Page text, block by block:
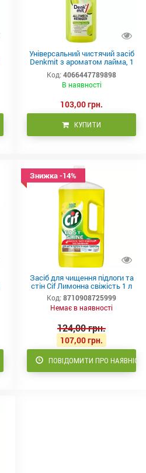
Універсальний чистячий засіб
Denkmit з ароматом лайма, 1
л
Код: 4066447789898
В наявності
103,00 грн.
КУПИТИ
Знижка -14%
Засіб для чищення підлоги та
стін Cif Лимонна свіжість 1 л
Код: 8710908725999
Немає в наявності
124,00 грн.
107,00 грн.
ПОВІДОМИТИ ПРО